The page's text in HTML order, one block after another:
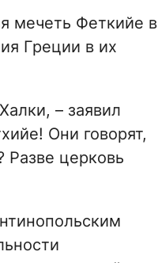
мечеть Феткийе в
Греции в их
– заявил
Они говорят,
церковь